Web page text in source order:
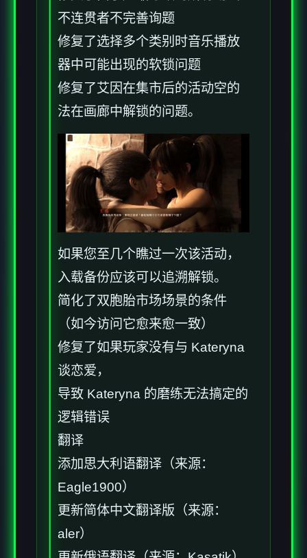
不连贯者不完善询题
修复了选择多个类别时音乐播放
器中可能出现的软锁问题
修复了艾因在集市后的活动空的
法在画廊中解锁的问题。
如果您至几个瞧过一次该活动，
入载备份应该可以追溯解锁。
简化了双胞胎市场场景的条件
（如今访问它愈来愈一致）
修复了如果玩家没有与 Kateryna
谈恋爱，
导致 Kateryna 的磨练无法搞定的
逻辑错误
翻译
添加思大利语翻译（来源：
Eagle1900）
更新简体中文翻译版（来源：
aler）